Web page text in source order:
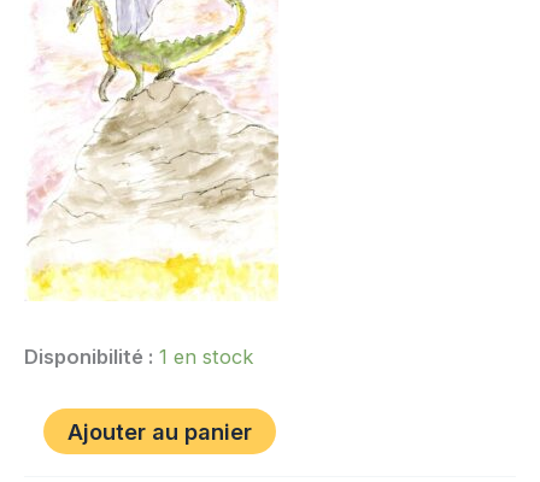
Disponibilité : 1 en stock
Ajouter au panier